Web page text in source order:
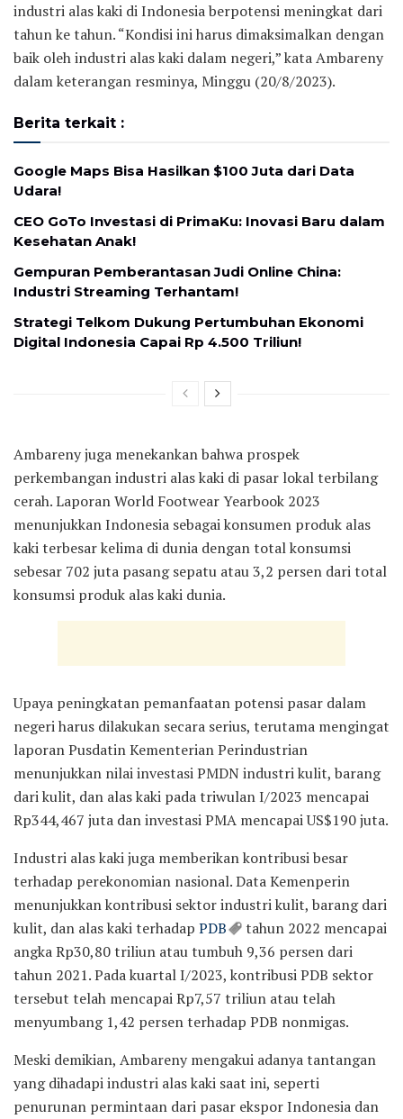
industri alas kaki di Indonesia berpotensi meningkat dari
tahun ke tahun. “Kondisi ini harus dimaksimalkan dengan
baik oleh industri alas kaki dalam negeri,” kata Ambareny
dalam keterangan resminya, Minggu (20/8/2023).
Berita terkait :
Google Maps Bisa Hasilkan $100 Juta dari Data
Udara!
CEO GoTo Investasi di PrimaKu: Inovasi Baru dalam
Kesehatan Anak!
Gempuran Pemberantasan Judi Online China:
Industri Streaming Terhantam!
Strategi Telkom Dukung Pertumbuhan Ekonomi
Digital Indonesia Capai Rp 4.500 Triliun!
Ambareny juga menekankan bahwa prospek
perkembangan industri alas kaki di pasar lokal terbilang
cerah. Laporan World Footwear Yearbook 2023
menunjukkan Indonesia sebagai konsumen produk alas
kaki terbesar kelima di dunia dengan total konsumsi
sebesar 702 juta pasang sepatu atau 3,2 persen dari total
konsumsi produk alas kaki dunia.
Upaya peningkatan pemanfaatan potensi pasar dalam
negeri harus dilakukan secara serius, terutama mengingat
laporan Pusdatin Kementerian Perindustrian
menunjukkan nilai investasi PMDN industri kulit, barang
dari kulit, dan alas kaki pada triwulan I/2023 mencapai
Rp344,467 juta dan investasi PMA mencapai US$190 juta.
Industri alas kaki juga memberikan kontribusi besar
terhadap perekonomian nasional. Data Kemenperin
menunjukkan kontribusi sektor industri kulit, barang dari
kulit, dan alas kaki terhadap PDB
tahun 2022 mencapai
angka Rp30,80 triliun atau tumbuh 9,36 persen dari
tahun 2021. Pada kuartal I/2023, kontribusi PDB sektor
tersebut telah mencapai Rp7,57 triliun atau telah
menyumbang 1,42 persen terhadap PDB nonmigas.
Meski demikian, Ambareny mengakui adanya tantangan
yang dihadapi industri alas kaki saat ini, seperti
penurunan permintaan dari pasar ekspor Indonesia dan